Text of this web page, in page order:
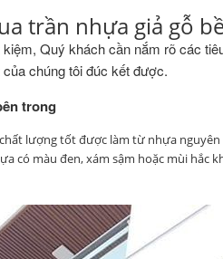
trần nhựa giả gỗ
Quý khách cần nắm rõ các
chúng tôi đúc kết được.
trong
lượng tốt được làm từ nhựa
có màu đen, xám sậm hoặc mùi hắc